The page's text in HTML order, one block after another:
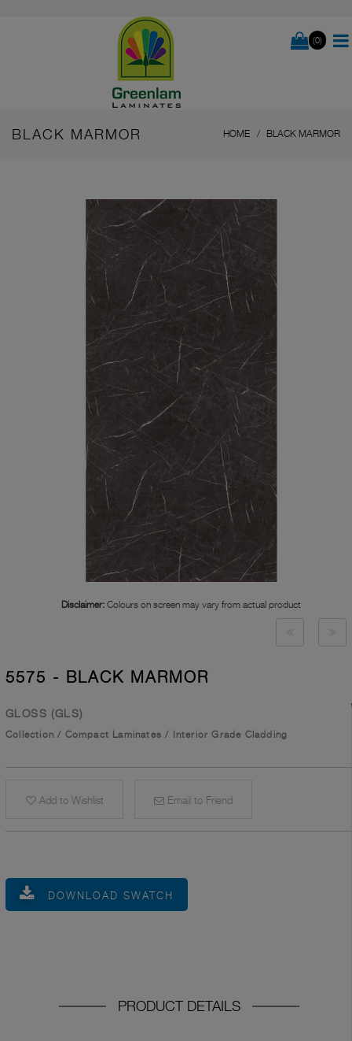
(0)
BLACK MARMOR HOME BLACK MARMOR
Disclaimer: Colours on screen may vary from actual product
5575 - BLACK MARMOR
GLOSS (GLS)
Collection / Compact Laminates / Interior Grade Cladding
Add to Wishlist Email to Friend
DOWNLOAD SWATCH
PRODUCT DETAILS